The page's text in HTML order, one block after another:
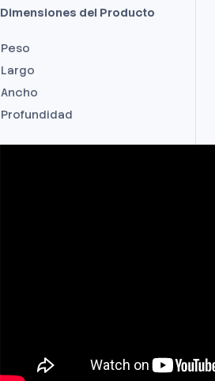
Dimensiones del Producto
Peso
Largo
Ancho
Profundidad